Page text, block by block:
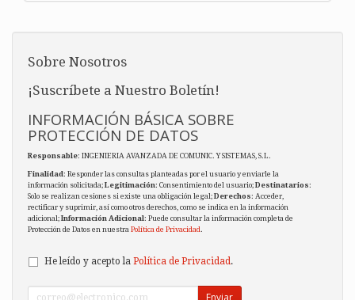
Sobre Nosotros
¡Suscríbete a Nuestro Boletín!
INFORMACIÓN BÁSICA SOBRE
PROTECCIÓN DE DATOS
Responsable: INGENIERIA AVANZADA DE COMUNIC. Y SISTEMAS, S.L.
Finalidad: Responder las consultas planteadas por el usuario y enviarle la
información solicitada;Legitimación: Consentimiento del usuario;Destinatarios:
Solo se realizan cesiones si existe una obligación legal;Derechos: Acceder,
rectificar y suprimir, así como otros derechos, como se indica en la información
adicional;Información Adicional: Puede consultar la información completa de
Protección de Datos en nuestra Política de Privacidad.
He leído y acepto la Política de Privacidad .
Enviar